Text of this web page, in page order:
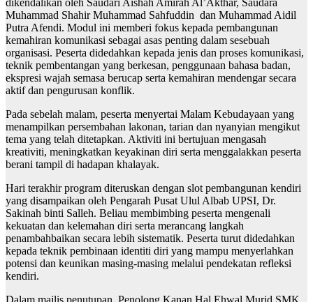
dikendalikan oleh Saudari Aishah Amirah Al’Akthar, Saudara
Muhammad Shahir Muhammad Sahfuddin dan Muhammad Aidil
Putra Afendi. Modul ini memberi fokus kepada pembangunan
kemahiran komunikasi sebagai asas penting dalam sesebuah
organisasi. Peserta didedahkan kepada jenis dan proses komunikasi,
teknik pembentangan yang berkesan, penggunaan bahasa badan,
ekspresi wajah semasa berucap serta kemahiran mendengar secara
aktif dan pengurusan konflik.
Pada sebelah malam, peserta menyertai Malam Kebudayaan yang
menampilkan persembahan lakonan, tarian dan nyanyian mengikut
tema yang telah ditetapkan. Aktiviti ini bertujuan mengasah
kreativiti, meningkatkan keyakinan diri serta menggalakkan peserta
berani tampil di hadapan khalayak.
Hari terakhir program diteruskan dengan slot pembangunan kendiri
yang disampaikan oleh Pengarah Pusat Ulul Albab UPSI, Dr.
Sakinah binti Salleh. Beliau membimbing peserta mengenali
kekuatan dan kelemahan diri serta merancang langkah
penambahbaikan secara lebih sistematik. Peserta turut didedahkan
kepada teknik pembinaan identiti diri yang mampu menyerlahkan
potensi dan keunikan masing-masing melalui pendekatan refleksi
kendiri.